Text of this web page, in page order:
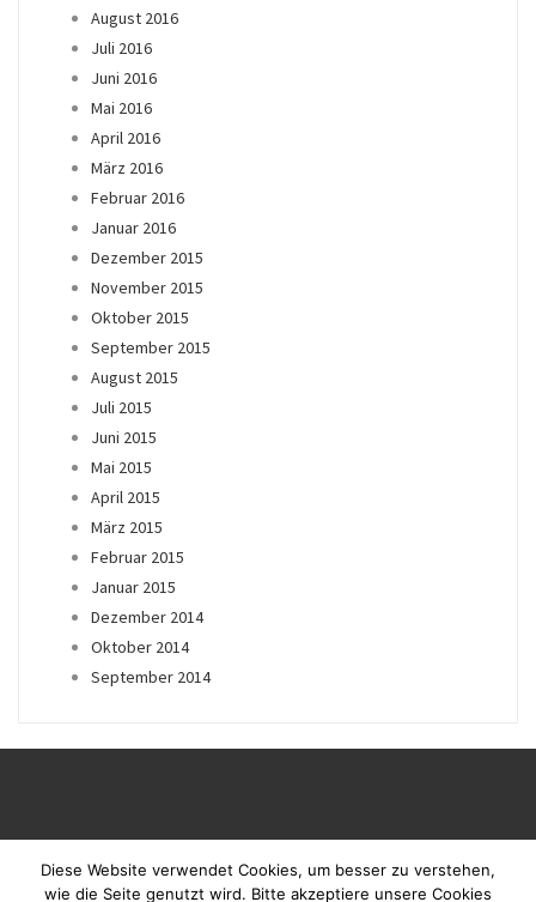
August 2016
Juli 2016
Juni 2016
Mai 2016
April 2016
März 2016
Februar 2016
Januar 2016
Dezember 2015
November 2015
Oktober 2015
September 2015
August 2015
Juli 2015
Juni 2015
Mai 2015
April 2015
März 2015
Februar 2015
Januar 2015
Dezember 2014
Oktober 2014
September 2014
Diese Website verwendet Cookies, um besser zu verstehen,
wie die Seite genutzt wird. Bitte akzeptiere unsere Cookies